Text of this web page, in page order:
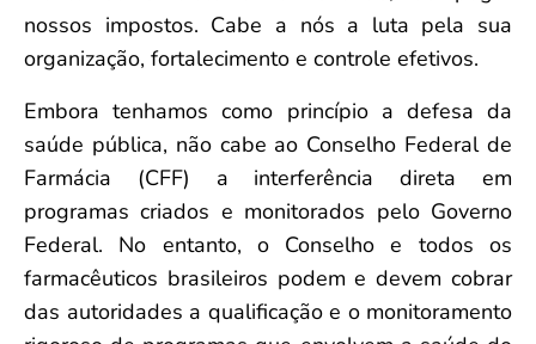
nossos impostos. Cabe a nós a luta pela sua
organização, fortalecimento e controle efetivos.
Embora tenhamos como princípio a defesa da
saúde pública, não cabe ao Conselho Federal de
Farmácia (CFF) a interferência direta em
programas criados e monitorados pelo Governo
Federal. No entanto, o Conselho e todos os
farmacêuticos brasileiros podem e devem cobrar
das autoridades a qualificação e o monitoramento